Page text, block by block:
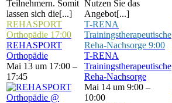
Teilnehmern. Somit
lassen sich die[...]
REHASPORT
Orthopädie 17:00
REHASPORT
Orthopädie
Mai 13 um 17:00 –
17:45
Nutzen Sie das
Angebot[...]
T-RENA
Trainingstherapeutische
Reha-Nachsorge 9:00
T-RENA
Trainingstherapeutische
Reha-Nachsorge
Mai 14 um 9:00 –
10:00